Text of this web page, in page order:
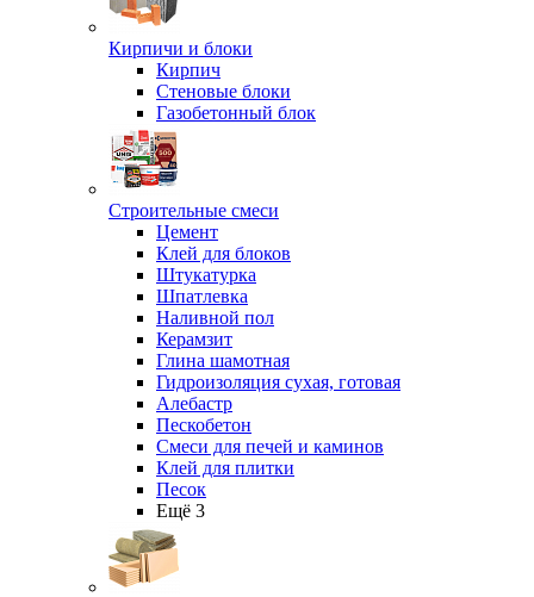
Кирпичи и блоки
Кирпич
Стеновые блоки
Газобетонный блок
Строительные смеси
Цемент
Клей для блоков
Штукатурка
Шпатлевка
Наливной пол
Керамзит
Глина шамотная
Гидроизоляция сухая, готовая
Алебастр
Пескобетон
Смеси для печей и каминов
Клей для плитки
Песок
Ещё 3